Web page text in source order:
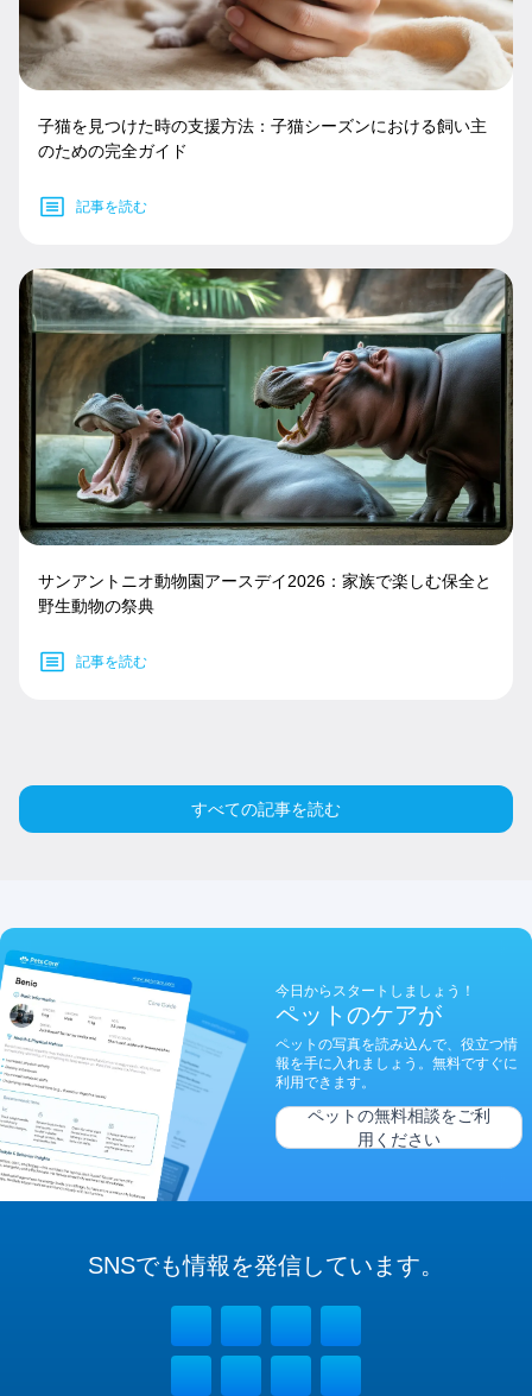
子猫を見つけた時の支援方法：子猫シーズンにおける飼い主
のための完全ガイド
記事を読む
サンアントニオ動物園アースデイ2026：家族で楽しむ保全と
野生動物の祭典
記事を読む
すべての記事を読む
今日からスタートしましょう！
ペットのケアが
ペットの写真を読み込んで、役立つ情
報を手に入れましょう。無料ですぐに
利用できます。
ペットの無料相談をご利
用ください
SNSでも情報を発信しています。